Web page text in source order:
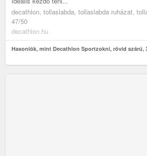
decathlon, tollaslabda, tollaslabda ruházat,
47/50
decathlon.hu
Hasonlók, mint Decathlon Sportzokni, rövid szárú,